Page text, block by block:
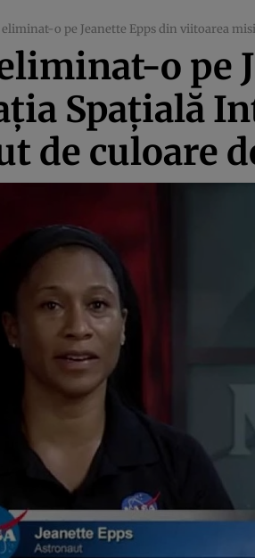
eliminat-o pe Jeanette Epps din viitoarea
o pe
Spaţială
de culoare